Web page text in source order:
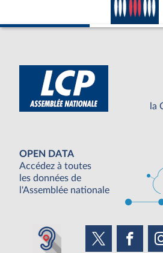
la
OPEN DATA
Accédez à toutes
les données de
l'Assemblée nationale